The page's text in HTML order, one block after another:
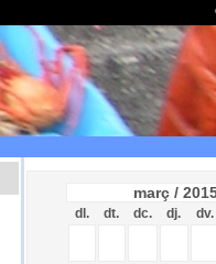
març /
dl. dt. dc. dj. dv.